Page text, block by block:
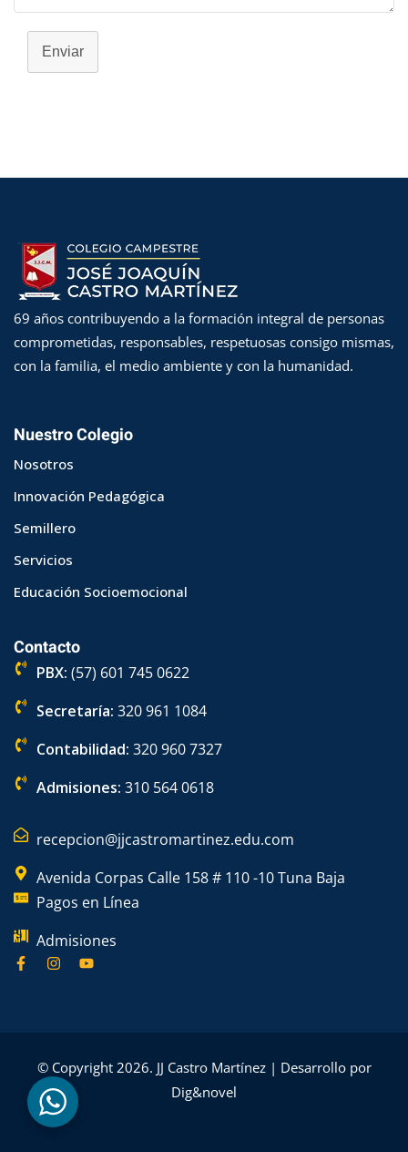
Enviar
69 años contribuyendo a la formación integral de personas
comprometidas, responsables, respetuosas consigo mismas,
con la familia, el medio ambiente y con la humanidad.
Nuestro Colegio
Nosotros
Innovación Pedagógica
Semillero
Servicios
Educación Socioemocional
Contacto
PBX: (57) 601 745 0622
Secretaría: 320 961 1084
Contabilidad: 320 960 7327
Admisiones: 310 564 0618
recepcion@jjcastromartinez.edu.com
Avenida Corpas Calle 158 # 110 -10 Tuna Baja
Pagos en Línea
Admisiones
© Copyright 2026. JJ Castro Martínez | Desarrollo por
Dig&novel